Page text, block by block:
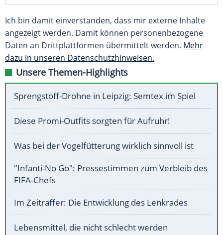
Ich bin damit einverstanden, dass mir externe Inhalte
angezeigt werden. Damit können personenbezogene
Daten an Drittplattformen übermittelt werden. Mehr
dazu in unseren Datenschutzhinweisen.
Unsere Themen-Highlights
Sprengstoff-Drohne in Leipzig: Semtex im Spiel
Diese Promi-Outfits sorgten für Aufruhr!
Was bei der Vogelfütterung wirklich sinnvoll ist
"Infanti-No Go": Pressestimmen zum Verbleib des
FIFA-Chefs
Im Zeitraffer: Die Entwicklung des Lenkrades
Lebensmittel, die nicht schlecht werden